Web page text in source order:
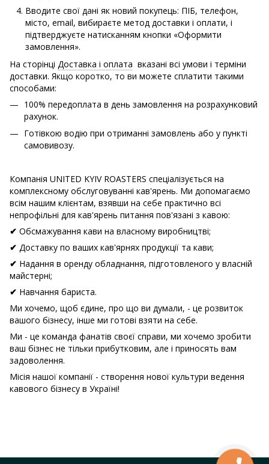
Вводите свої дані як новий покупець: ПІБ, телефон,
місто, email, вибираєте метод доставки і оплати, і
підтверджуєте натисканням кнопки «Оформити
замовлення».
На сторінці Доставка і оплата вказані всі умови і терміни
доставки. Якщо коротко, то ви можете сплатити такими
способами:
100% передоплата в день замовлення на розрахунковий
рахунок.
Готівкою водію при отриманні замовлень або у пункті
самовивозу.
Компанія UNITED KYIV ROASTERS спеціалізується на
комплексному обслуговуванні кав'ярень. Ми допомагаємо
всім нашим клієнтам, взявши на себе практично всі
непрофільні для кав'ярень питання пов'язані з кавою:
✔ Обсмажування кави на власному виробництві;
✔ Доставку по ваших кав'ярнях продукції та кави;
✔ Надання в оренду обладнання, підготовленого у власній
майстерні;
✔ Навчання бариста.
Ми хочемо, щоб єдине, про що ви думали, - це розвиток
вашого бізнесу, інше ми готові взяти на себе.
Ми - це команда фанатів своєї справи, ми хочемо зробити
ваш бізнес не тільки прибутковим, але і приносять вам
задоволення.
Місія нашої компанії - створення нової культури ведення
кавового бізнесу в Україні!